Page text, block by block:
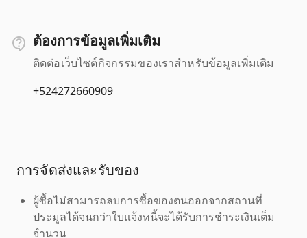
ต้องการข้อมูลเพิ่มเติม
ติดต่อเว็บไซต์กิจกรรมของเราสำหรับข้อมูลเพิ่มเติม
+524272660909
การจัดส่งและรับของ
ผู้ซื้อไม่สามารถลบการซื้อของตนออกจากสถานที่
ประมูลได้จนกว่าใบแจ้งหนี้จะได้รับการชำระเงินเต็ม
จำนวน